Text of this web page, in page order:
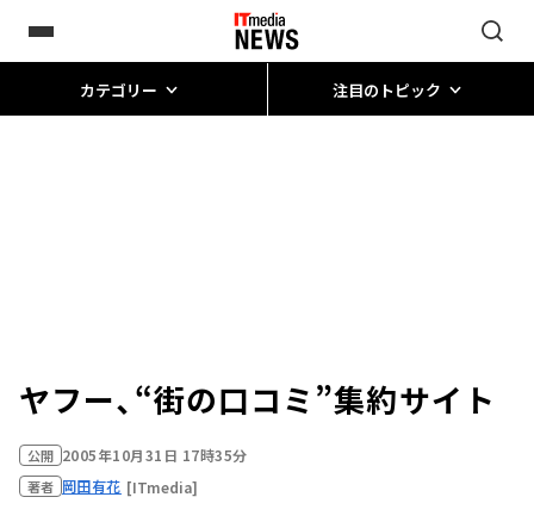
カテゴリー 注目のトピック
ヤフー、“街の口コミ”集約サイト
公開 2005年10月31日 17時35分
著者 岡田有花 [ITmedia]